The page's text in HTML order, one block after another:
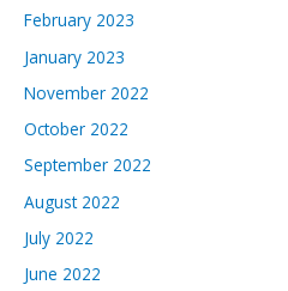
February 2023
January 2023
November 2022
October 2022
September 2022
August 2022
July 2022
June 2022